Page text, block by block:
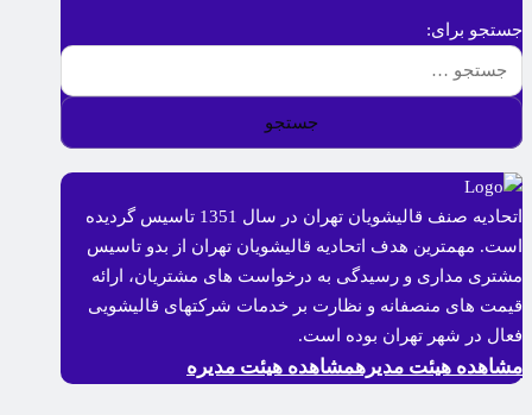
جستجو برای:
اتحادیه صنف قالیشویان تهران در سال 1351 تاسیس گردیده
است. مهمترین هدف اتحادیه قالیشویان تهران از بدو تاسیس
مشتری مداری و رسیدگی به درخواست های مشتریان، ارائه
قیمت های منصفانه و نظارت بر خدمات شرکتهای قالیشویی
فعال در شهر تهران بوده است.
مشاهده هیئت مدیرهمشاهده هیئت مدیره